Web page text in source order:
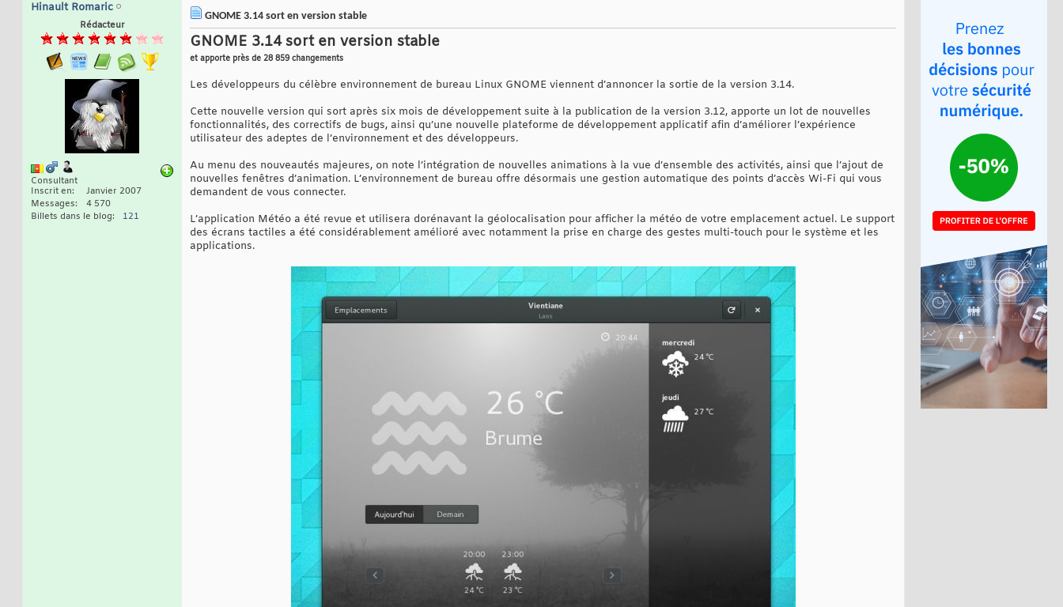
Hinault Romaric
Rédacteur
Consultant
Inscrit en
Janvier 2007
Messages
4 570
Billets dans le blog
121
GNOME 3.14 sort en version stable
GNOME 3.14 sort en version stable
et apporte près de 28 859 changements
Les développeurs du célèbre environnement de bureau Linux GNOME viennent d’annoncer la sortie de la version 3.14.
Cette nouvelle version qui sort après six mois de développement suite à la publication de la version 3.12, apporte un lot de nouvelles
fonctionnalités, des correctifs de bugs, ainsi qu’une nouvelle plateforme de développement applicatif afin d’améliorer l’expérience
utilisateur des adeptes de l’environnement et des développeurs.
Au menu des nouveautés majeures, on note l’intégration de nouvelles animations à la vue d’ensemble des activités, ainsi que l’ajout de
nouvelles fenêtres d’animation. L’environnement de bureau offre désormais une gestion automatique des points d’accès Wi-Fi qui vous
demandent de vous connecter.
L’application Météo a été revue et utilisera dorénavant la géolocalisation pour afficher la météo de votre emplacement actuel. Le support
des écrans tactiles a été considérablement amélioré avec notamment la prise en charge des gestes multi-touch pour le système et les
applications.